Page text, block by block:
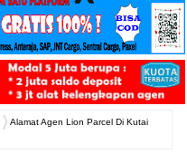
Alamat Agen Lion Parcel Di Kutai